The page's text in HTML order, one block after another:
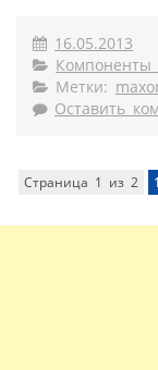
16.05.2013
Компоненты
Метки:
Оставить
Страница 1 из 2 1